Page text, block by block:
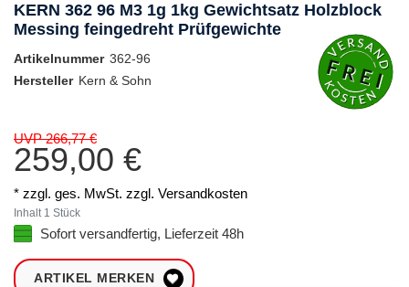
KERN 362 96 M3 1g 1kg Gewichtsatz Holzblock
Messing feingedreht Prüfgewichte
Artikelnummer 362-96
Hersteller Kern & Sohn
UVP 266,77 €
259,00 €
* zzgl. ges. MwSt. zzgl. Versandkosten
Inhalt 1 Stück
Sofort versandfertig, Lieferzeit 48h
ARTIKEL MERKEN